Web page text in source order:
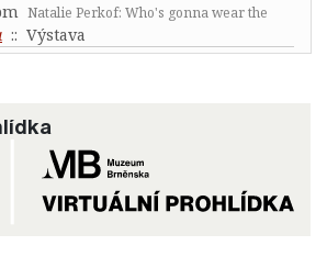
Natalie Perkof: Who's gonna wear the
:: Výstava